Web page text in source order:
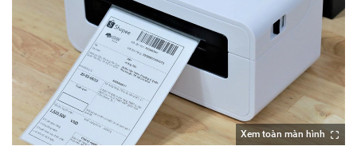
Xem toàn màn hình